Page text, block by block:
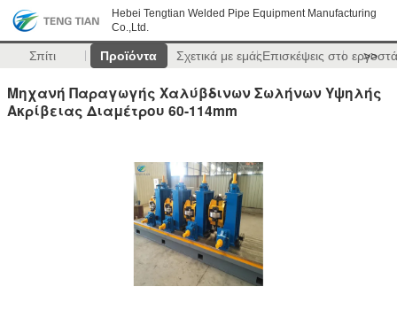
Hebei Tengtian Welded Pipe Equipment Manufacturing
Co.,Ltd.
Σπίτι Προϊόντα Σχετικά με εμάςΕπισκέψεις στο >>
Μηχανή Παραγωγής Χαλύβδινων Σωλήνων Υψηλής
Ακρίβειας Διαμέτρου 60-114mm